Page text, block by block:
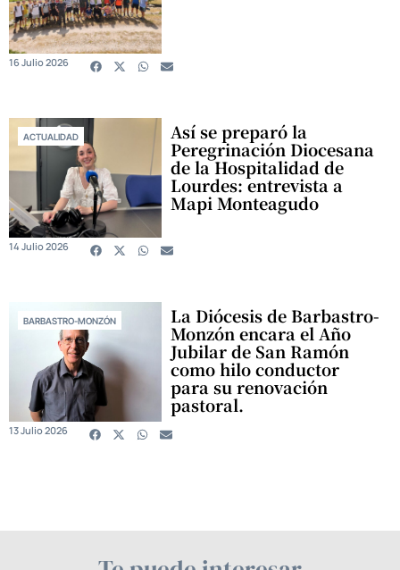
16 Julio 2026
ACTUALIDAD Así se preparó la
Peregrinación Diocesana
de la Hospitalidad de
Lourdes: entrevista a
Mapi Monteagudo
14 Julio 2026
BARBASTRO-MONZÓN La Diócesis de Barbastro-
Monzón encara el Año
Jubilar de San Ramón
como hilo conductor
para su renovación
pastoral.
13 Julio 2026